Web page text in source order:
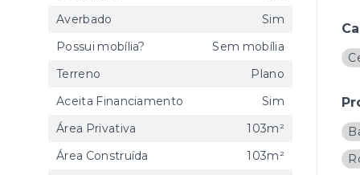
Averbado
Sim
Possui mobília?
Sem mobília
Terreno
Plano
Aceita Financiamento
Sim
Área Privativa
103m²
Área Construída
103m²